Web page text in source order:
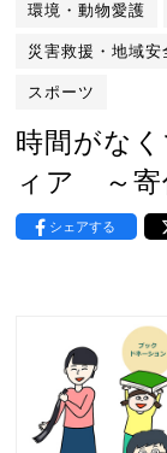
環境・動物愛護
災害救援・地域安
スポーツ
時間がな
ィア ～寄
シェアする